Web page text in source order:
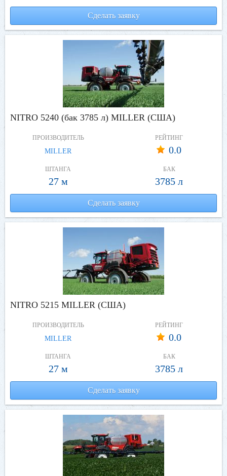
Сделать заявку
NITRO 5240 (бак 3785 л) MILLER (США)
ПРОИЗВОДИТЕЛЬ
MILLER
РЕЙТИНГ
0.0
ШТАНГА
27 м
БАК
3785 л
Сделать заявку
NITRO 5215 MILLER (США)
ПРОИЗВОДИТЕЛЬ
MILLER
РЕЙТИНГ
0.0
ШТАНГА
27 м
БАК
3785 л
Сделать заявку